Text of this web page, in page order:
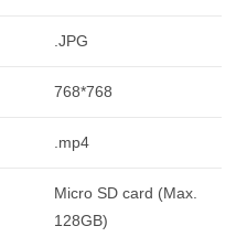
.JPG
768*768
.mp4
Micro SD card (Max.
128GB)